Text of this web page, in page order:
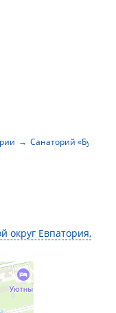
округ Евпатория,
Санаторий